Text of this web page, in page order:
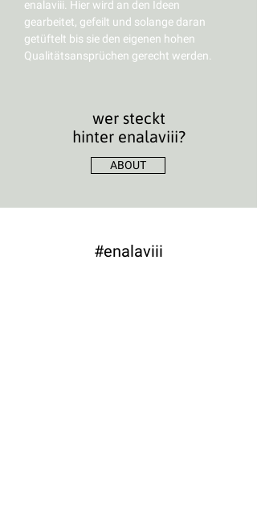
enalaviii. Hier wird an den Ideen
gearbeitet, gefeilt und solange daran
getüftelt bis sie den eigenen hohen
Qualitätsansprüchen gerecht werden.
wer steckt
hinter enalaviii?
ABOUT
#enalaviii